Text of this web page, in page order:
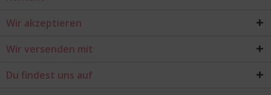
Wir akzeptieren
Wir versenden mit
Du findest uns auf